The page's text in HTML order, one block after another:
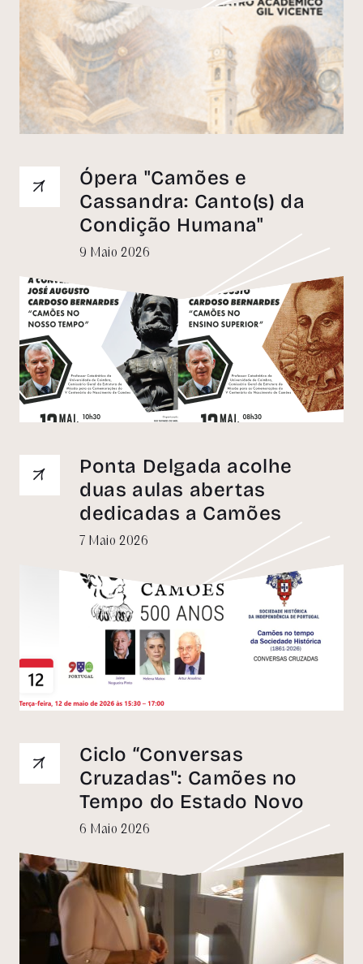
Ópera "Camões e
Cassandra: Canto(s) da
Condição Humana"
9 Maio 2026
Ponta Delgada acolhe
duas aulas abertas
dedicadas a Camões
7 Maio 2026
Ciclo “Conversas
Cruzadas": Camões no
Tempo do Estado Novo
6 Maio 2026